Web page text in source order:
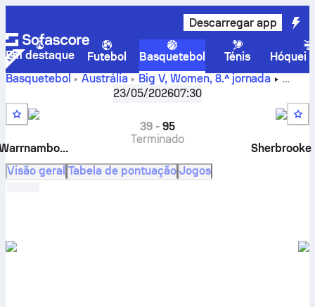
Descarregar app
Em destaque Futebol Basquetebol Ténis
Hóquei
Basquetebol
Austrália Big V, Women, 8.ª jornada
Warnambool Mermaids vs. Sherbrooke – resultado em
direto, confrontos diretos, calendário, prognósticos e
estatísticas
23/05/202607:30
Warrnambool Mermaids
39-95
Terminado
Sherbrooke
Visão geral Tabela de pontuação Jogos